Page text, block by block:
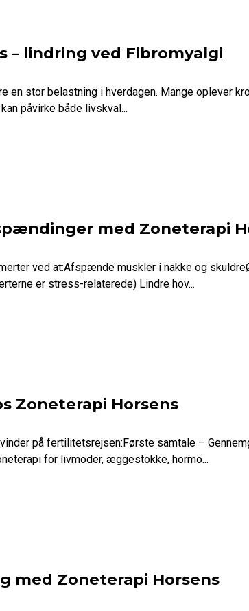
– lindring ved Fibromyalgi
en stor belastning i hverdagen. Mange oplever
påvirke både livskval...
med Zoneterapi
ved at:Afspænde muskler i nakke og
er stress-relaterede) Lindre hov...
Zoneterapi Horsens
på fertilitetsrejsen:Første samtale –
for livmoder, æggestokke, hormo...
med Zoneterapi Horsens